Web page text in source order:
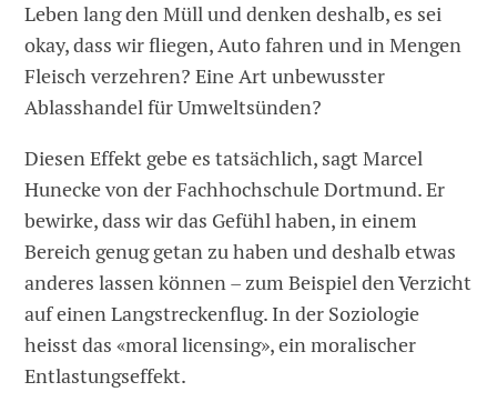
Leben lang den Müll und denken deshalb, es sei
okay, dass wir fliegen, Auto fahren und in Mengen
Fleisch verzehren? Eine Art unbewusster
Ablasshandel für Umweltsünden?
Diesen Effekt gebe es tatsächlich, sagt Marcel
Hunecke von der Fachhochschule Dortmund. Er
bewirke, dass wir das Gefühl haben, in einem
Bereich genug getan zu haben und deshalb etwas
anderes lassen können – zum Beispiel den Verzicht
auf einen Langstreckenflug. In der Soziologie
heisst das «moral licensing», ein moralischer
Entlastungseffekt.